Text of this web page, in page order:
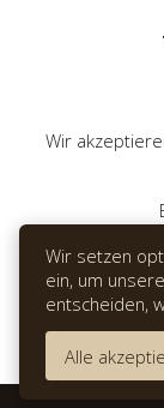
Wir
Wir setzen
ein, um
entscheiden,
Alle